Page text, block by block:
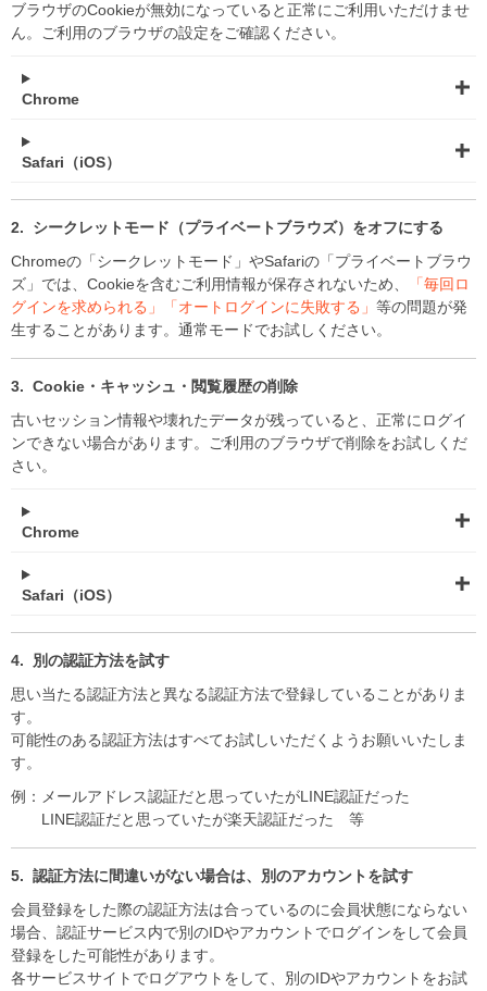
ブラウザのCookieが無効になっていると正常にご利用いただけませ
ん。ご利用のブラウザの設定をご確認ください。
Chrome
Safari（iOS）
シークレットモード（プライベートブラウズ）をオフにする
Chromeの「シークレットモード」やSafariの「プライベートブラウ
ズ」では、Cookieを含むご利用情報が保存されないため、
「毎回ロ
グインを求められる」「オートログインに失敗する」 等の問題が発
生することがあります。通常モードでお試しください。
Cookie・キャッシュ・閲覧履歴の削除
古いセッション情報や壊れたデータが残っていると、正常にログイ
ンできない場合があります。ご利用のブラウザで削除をお試しくだ
さい。
Chrome
Safari（iOS）
別の認証方法を試す
思い当たる認証方法と異なる認証方法で登録していることがありま
す。
可能性のある認証方法はすべてお試しいただくようお願いいたしま
す。
例：メールアドレス認証だと思っていたがLINE認証だった
LINE認証だと思っていたが楽天認証だった 等
認証方法に間違いがない場合は、別のアカウントを試す
会員登録をした際の認証方法は合っているのに会員状態にならない
場合、認証サービス内で別のIDやアカウントでログインをして会員
登録をした可能性があります。
各サービスサイトでログアウトをして、別のIDやアカウントをお試